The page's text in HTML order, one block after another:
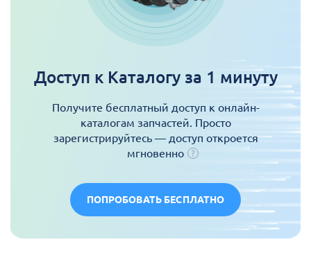
Доступ к Каталогу за 1 минуту
Получите бесплатный доступ к онлайн-
каталогам запчастей. Просто
зарегистрируйтесь — доступ откроется
мгновенно
ПОПРОБОВАТЬ БЕСПЛАТНО